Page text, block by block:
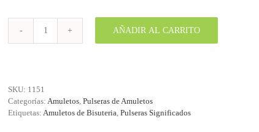
Pulsera
AÑADIR AL CARRITO
SKU: 1151
Categorías: Amuletos ,Pulseras de Amuletos
Etiquetas: Amuletos de Bisuteria ,Pulseras Significados